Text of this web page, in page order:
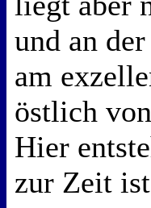
und an
am
östlich
Hier
zur Zeit